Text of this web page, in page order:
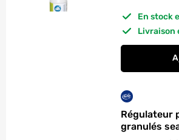
En stock
Livraison
Régulateur
granulés